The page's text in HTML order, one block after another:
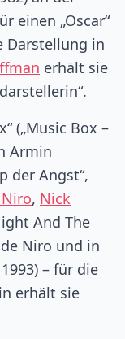
einen „Oscar“
Darstellung in
erhält sie
(„Music Box –
Armin
der Angst“,
, Nick
And The
Niro und in
– für die
erhält sie